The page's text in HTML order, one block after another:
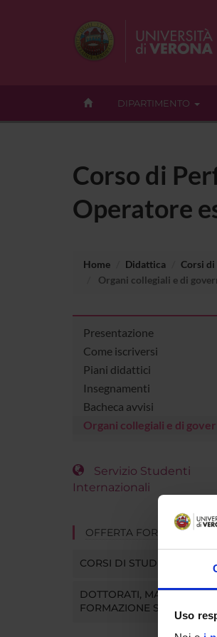
Uso
DIPARTIMENTO
Corso di
Operatore
Home Didattica Corsi
Organi collegiali e di
Presentazione
Come iscriversi
Piani didattici
Insegnamenti
Bacheca avvisi
Organi collegiali e di
Servizio Studenti
Internazionali
OFFERTA FORMATIVA
CORSI DI STUDIO
DOTTORATI, MASTER E
FORMAZIONE SUPERIORE